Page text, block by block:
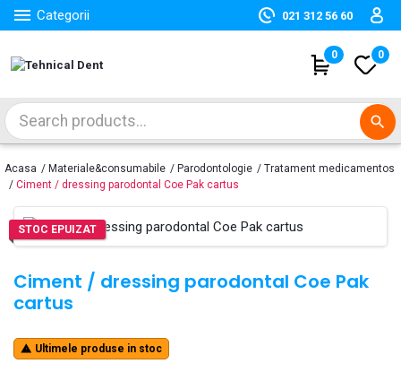
 Categorii 021 312 56 60
0 0
search
Acasa Materiale&consumabile Parodontologie
Tratament medicamentos
Ciment / dressing parodontal Coe Pak cartus
STOC EPUIZAT
Ciment / dressing parodontal Coe Pak
cartus
 Ultimele produse in stoc